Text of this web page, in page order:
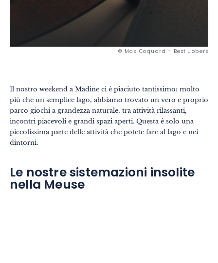
© Max Coquard - Best Jobers
Il nostro weekend a Madine ci è piaciuto tantissimo: molto
più che un semplice lago, abbiamo trovato un vero e proprio
parco giochi a grandezza naturale, tra attività rilassanti,
incontri piacevoli e grandi spazi aperti. Questa è solo una
piccolissima parte delle attività che potete fare al lago e nei
dintorni.
Le nostre sistemazioni insolite
nella Meuse